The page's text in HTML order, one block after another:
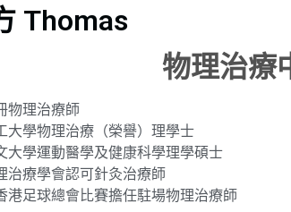
Thomas
物理治療
物理治療師
大學物理治療（榮譽）理學士
大學運動醫學及健康科學理學碩士
治療學會認可針灸治療師
港足球總會比賽擔任駐場物理治療師